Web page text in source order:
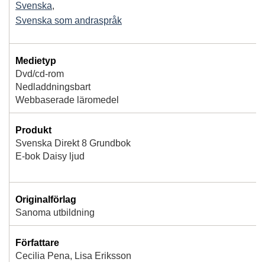
Svenska,
Svenska som andraspråk
Medietyp
Dvd/cd-rom
Nedladdningsbart
Webbaserade läromedel
Produkt
Svenska Direkt 8 Grundbok
E-bok Daisy ljud
Originalförlag
Sanoma utbildning
Författare
Cecilia Pena, Lisa Eriksson